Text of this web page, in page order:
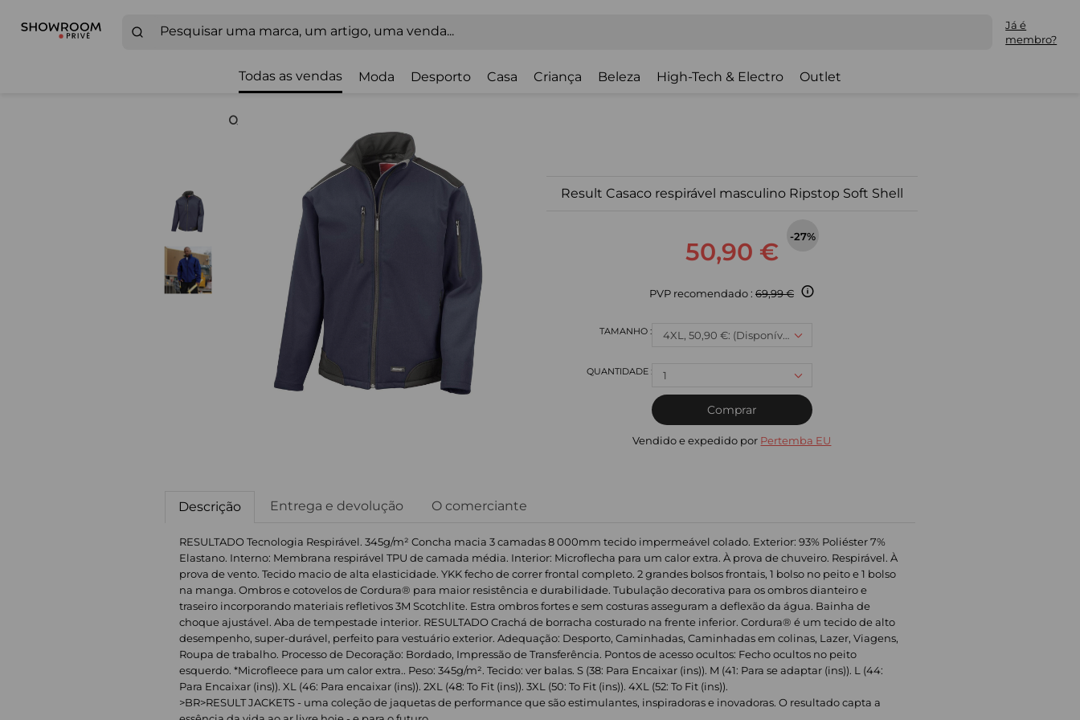
Já é
membro?
Todas as vendas Moda Desporto Casa Criança Beleza High-Tech & Electro Outlet
Result Casaco respirável masculino Ripstop Soft Shell
50,90 €
-27%
PVP recomendado : 69,99 €
4XL, 50,90 €: (Disponível)
1
Comprar
Vendido e expedido por Pertemba EU
Descrição Entrega e devolução O comerciante
RESULTADO Tecnologia Respirável. 345g/m² Concha macia 3 camadas 8 000mm tecido impermeável colado. Exterior: 93% Poliéster 7%
Elastano. Interno: Membrana respirável TPU de camada média. Interior: Microflecha para um calor extra. À prova de chuveiro. Respirável. À
prova de vento. Tecido macio de alta elasticidade. YKK fecho de correr frontal completo. 2 grandes bolsos frontais, 1 bolso no peito e 1 bolso
na manga. Ombros e cotovelos de Cordura® para maior resistência e durabilidade. Tubulação decorativa para os ombros dianteiro e
traseiro incorporando materiais refletivos 3M Scotchlite. Estra ombros fortes e sem costuras asseguram a deflexão da água. Bainha de
choque ajustável. Aba de tempestade interior. RESULTADO Crachá de borracha costurado na frente inferior. Cordura® é um tecido de alto
desempenho, super-durável, perfeito para vestuário exterior. Adequação: Desporto, Caminhadas, Caminhadas em colinas, Lazer, Viagens,
Roupa de trabalho. Processo de Decoração: Bordado, Impressão de Transferência. Pontos de acesso ocultos: Fecho ocultos no peito
esquerdo. *Microfleece para um calor extra.. Peso: 345g/m². Tecido: ver balas. S (38: Para Encaixar (ins)). M (41: Para se adaptar (ins)). L (44:
Para Encaixar (ins)). XL (46: Para encaixar (ins)). 2XL (48: To Fit (ins)). 3XL (50: To Fit (ins)). 4XL (52: To Fit (ins)).
>BR>RESULT JACKETS - uma coleção de jaquetas de performance que são estimulantes, inspiradoras e inovadoras. O resultado capta a